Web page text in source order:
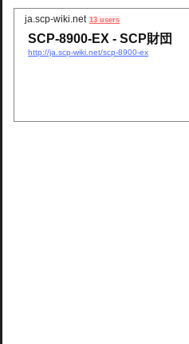
ja.scp-wiki.net 13 users
SCP-8900-EX - SCP財団
http://ja.scp-wiki.net/scp-8900-ex